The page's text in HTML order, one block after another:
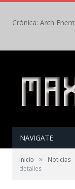
NAVIGATE
Inicio » Noticias
detalles